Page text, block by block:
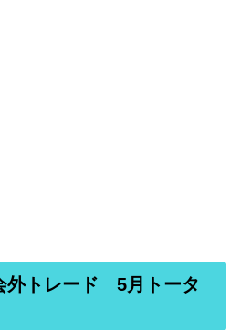
外トレード 5月トータ